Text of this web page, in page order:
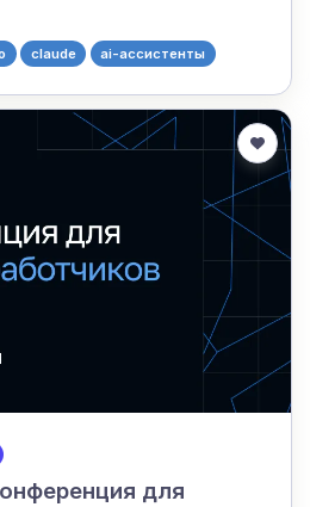
claude ai-ассистенты
для